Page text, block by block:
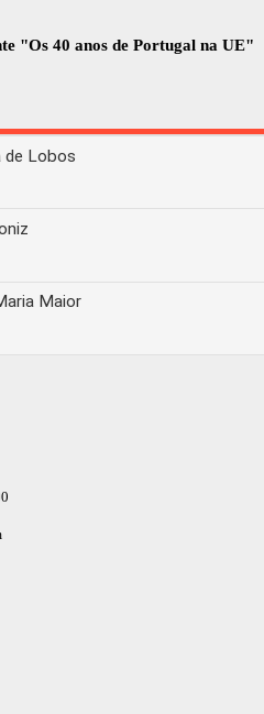
"Os 40 anos de Portugal na UE"